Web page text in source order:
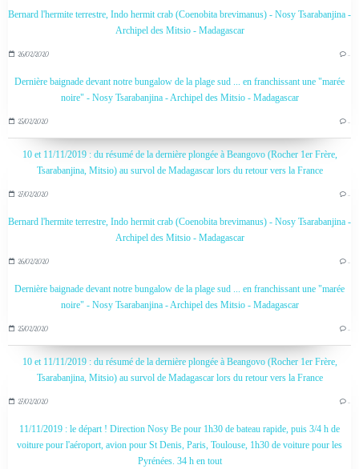
Bernard l'hermite terrestre, Indo hermit crab (Coenobita brevimanus) - Nosy Tsarabanjina -
Archipel des Mitsio - Madagascar
26/02/2020 …
Dernière baignade devant notre bungalow de la plage sud ... en franchissant une "marée
noire" - Nosy Tsarabanjina - Archipel des Mitsio - Madagascar
25/02/2020 …
10 et 11/11/2019 : du résumé de la dernière plongée à Beangovo (Rocher 1er Frère,
Tsarabanjina, Mitsio) au survol de Madagascar lors du retour vers la France
27/02/2020 …
Bernard l'hermite terrestre, Indo hermit crab (Coenobita brevimanus) - Nosy Tsarabanjina -
Archipel des Mitsio - Madagascar
26/02/2020 …
Dernière baignade devant notre bungalow de la plage sud ... en franchissant une "marée
noire" - Nosy Tsarabanjina - Archipel des Mitsio - Madagascar
25/02/2020 …
10 et 11/11/2019 : du résumé de la dernière plongée à Beangovo (Rocher 1er Frère,
Tsarabanjina, Mitsio) au survol de Madagascar lors du retour vers la France
27/02/2020 …
11/11/2019 : le départ ! Direction Nosy Be pour 1h30 de bateau rapide, puis 3/4 h de
voiture pour l'aéroport, avion pour St Denis, Paris, Toulouse, 1h30 de voiture pour les
Pyrénées. 34 h en tout